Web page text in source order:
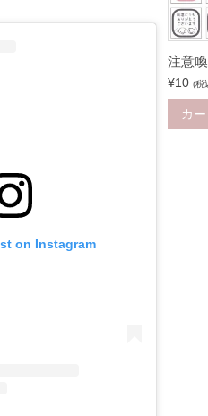
注意
¥10 (税
カ
on Instagram